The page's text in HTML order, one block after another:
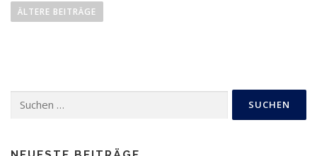
eÄLTERE BEITRÄGE
nach: